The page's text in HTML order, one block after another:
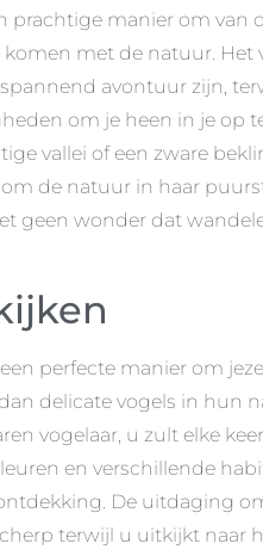
prachtige manier om
met de natuur.
avontuur zijn,
om je heen in je op
vallei of een zware
de natuur in haar
geen wonder dat
perfecte manier om
delicate vogels in hun
vogelaar, u zult elke
en verschillende
De uitdaging
terwijl u uitkijkt naar